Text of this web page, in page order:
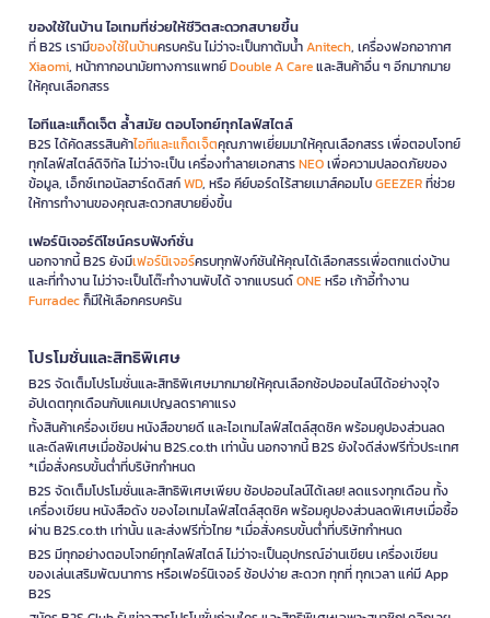
ของใช้ในบ้าน ไอเทมที่ช่วยให้ชีวิตสะดวกสบายขึ้น
ที่ B2S เรามีของใช้ในบ้านครบครัน ไม่ว่าจะเป็นกาต้มน้ำAnitech, เครื่องฟอกอากาศ
Xiaomi, หน้ากากอนามัยทางการแพทย์Double A Careและสินค้าอื่น ๆ อีกมากมาย
ให้คุณเลือกสรร
ไอทีและแก็ดเจ็ต ล้ำสมัย ตอบโจทย์ทุกไลฟ์สไตล์
B2S ได้คัดสรรสินค้าไอทีและแก็ดเจ็ตคุณภาพเยี่ยมมาให้คุณเลือกสรร เพื่อตอบโจทย์
ทุกไลฟ์สไตล์ดิจิทัล ไม่ว่าจะเป็น เครื่องทำลายเอกสารNEOเพื่อความปลอดภัยของ
ข้อมูล, เอ็กซ์เทอนัลฮาร์ดดิสก์WD, หรือ คีย์บอร์ดไร้สายเมาส์คอมโบGEEZERที่ช่วย
ให้การทำงานของคุณสะดวกสบายยิ่งขึ้น
เฟอร์นิเจอร์ดีไซน์ครบฟังก์ชั่น
นอกจากนี้ B2S ยังมีเฟอร์นิเจอร์ครบทุกฟังก์ชันให้คุณได้เลือกสรรเพื่อตกแต่งบ้าน
และที่ทำงาน ไม่ว่าจะเป็นโต๊ะทำงานพับได้ จากแบรนด์ONEหรือ เก้าอี้ทำงาน
Furradecก็มีให้เลือกครบครัน
โปรโมชั่นและสิทธิพิเศษ
B2S จัดเต็มโปรโมชั่นและสิทธิพิเศษมากมายให้คุณเลือกช้อปออนไลน์ได้อย่างจุใจ
อัปเดตทุกเดือนกับแคมเปญลดราคาแรง
ทั้งสินค้าเครื่องเขียน หนังสือขายดี และไอเทมไลฟ์สไตล์สุดชิค พร้อมคูปองส่วนลด
และดีลพิเศษเมื่อช้อปผ่าน B2S.co.th เท่านั้น นอกจากนี้ B2S ยังใจดีส่งฟรีทั่วประเทศ
*เมื่อสั่งครบขั้นต่ำที่บริษัทกำหนด
B2S จัดเต็มโปรโมชั่นและสิทธิพิเศษเพียบ ช้อปออนไลน์ได้เลย! ลดแรงทุกเดือน ทั้ง
เครื่องเขียน หนังสือดัง ของไอเทมไลฟ์สไตล์สุดชิค พร้อมคูปองส่วนลดพิเศษเมื่อซื้อ
ผ่าน B2S.co.th เท่านั้น และส่งฟรีทั่วไทย *เมื่อสั่งครบขั้นต่ำที่บริษัทกำหนด
B2S มีทุกอย่างตอบโจทย์ทุกไลฟ์สไตล์ ไม่ว่าจะเป็นอุปกรณ์อ่านเขียน เครื่องเขียน
ของเล่นเสริมพัฒนาการ หรือเฟอร์นิเจอร์ ช้อปง่าย สะดวก ทุกที่ ทุกเวลา แค่มี App
B2S